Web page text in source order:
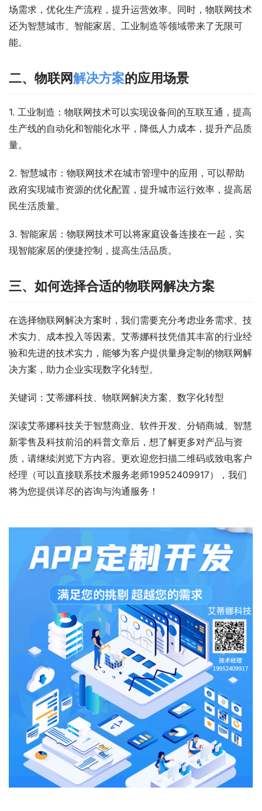
场需求，优化生产流程，提升运营效率。同时，物联网技术
还为智慧城市、智能家居、工业制造等领域带来了无限可
能。
二、物联网解决方案的应用场景
1. 工业制造：物联网技术可以实现设备间的互联互通，提高
生产线的自动化和智能化水平，降低人力成本，提升产品质
量。
2. 智慧城市：物联网技术在城市管理中的应用，可以帮助
政府实现城市资源的优化配置，提升城市运行效率，提高居
民生活质量。
3. 智能家居：物联网技术可以将家庭设备连接在一起，实
现智能家居的便捷控制，提高生活品质。
三、如何选择合适的物联网解决方案
在选择物联网解决方案时，我们需要充分考虑业务需求、技
术实力、成本投入等因素。艾蒂娜科技凭借其丰富的行业经
验和先进的技术实力，能够为客户提供量身定制的物联网解
决方案，助力企业实现数字化转型。
关键词：艾蒂娜科技、物联网解决方案、数字化转型
深读艾蒂娜科技关于智慧商业、软件开发、分销商城、智慧
新零售及科技前沿的科普文章后，想了解更多对产品与资
质，请继续浏览下方内容。更欢迎您扫描二维码或致电客户
经理（可以直接联系技术服务老师19952409917），我们
将为您提供详尽的咨询与沟通服务！